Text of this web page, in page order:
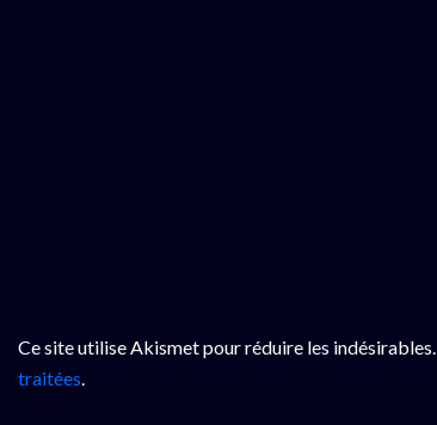
Ce site utilise Akismet pour réduire les indésirables.
traitées.